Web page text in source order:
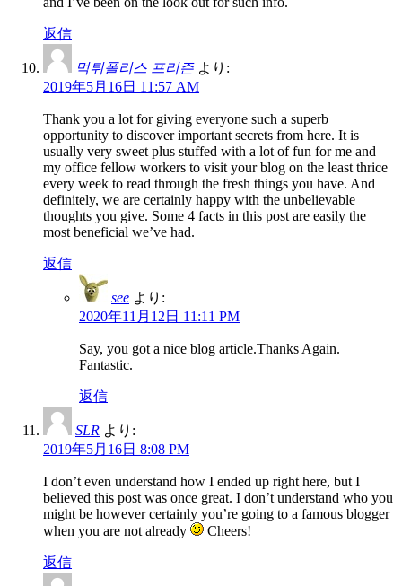
返信
먹튀폴리스 프리즌 より:
2019年5月16日 11:57 AM
Thank you a lot for giving everyone such a superb
opportunity to discover important secrets from here. It is
usually very sweet plus stuffed with a lot of fun for me and
my office fellow workers to visit your blog on the least thrice
every week to read through the fresh things you have. And
definitely, we are certainly happy with the unbelievable
thoughts you give. Some 4 facts in this post are easily the
most beneficial we’ve had.
返信
see より:
2020年11月12日 11:11 PM
Say, you got a nice blog article.Thanks Again.
Fantastic.
返信
SLR より:
2019年5月16日 8:08 PM
I don’t even understand how I ended up right here, but I
believed this post was once great. I don’t understand who you
might be however certainly you’re going to a famous blogger
when you are not already
Cheers!
返信